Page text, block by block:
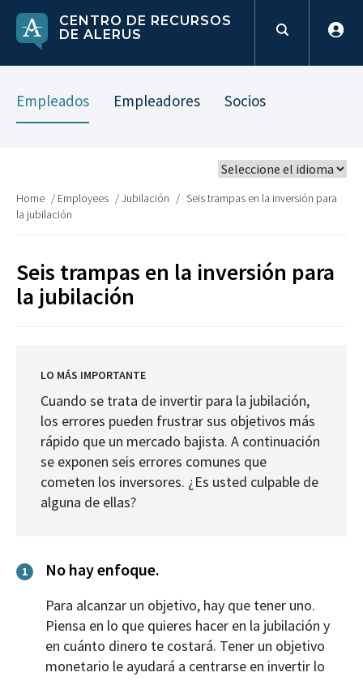
CENTRO DE RECURSOS
DE ALERUS
Empleados Empleadores Socios
Home / Employees /Jubilación / Seis trampas en la inversión para
la jubilación
Seis trampas en la inversión para
la jubilación
LO MÁS IMPORTANTE
Cuando se trata de invertir para la jubilación,
los errores pueden frustrar sus objetivos más
rápido que un mercado bajista. A continuación
se exponen seis errores comunes que
cometen los inversores. ¿Es usted culpable de
alguna de ellas?
1 No hay enfoque.
Para alcanzar un objetivo, hay que tener uno.
Piensa en lo que quieres hacer en la jubilación y
en cuánto dinero te costará. Tener un objetivo
monetario le ayudará a centrarse en invertir lo